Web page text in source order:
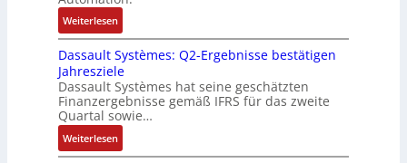
g
e
p
r
ä
g
t
d
u
r
n
-
K
i
t
E
n
c
s
e
r
t
r
i
a
n
g
R
ü
c
k
g
r
a
t
d
Weiterlesen:
R
o
s
e
S
y
s
t
Dassault Systèmes: Q2-Ergebnisse bestätigen
Jahresziele
Dassault Systèmes hat seine geschätzten
Finanzergebnisse gemäß IFRS für das zweite
Quartal sowie…
Weiterlesen:
D